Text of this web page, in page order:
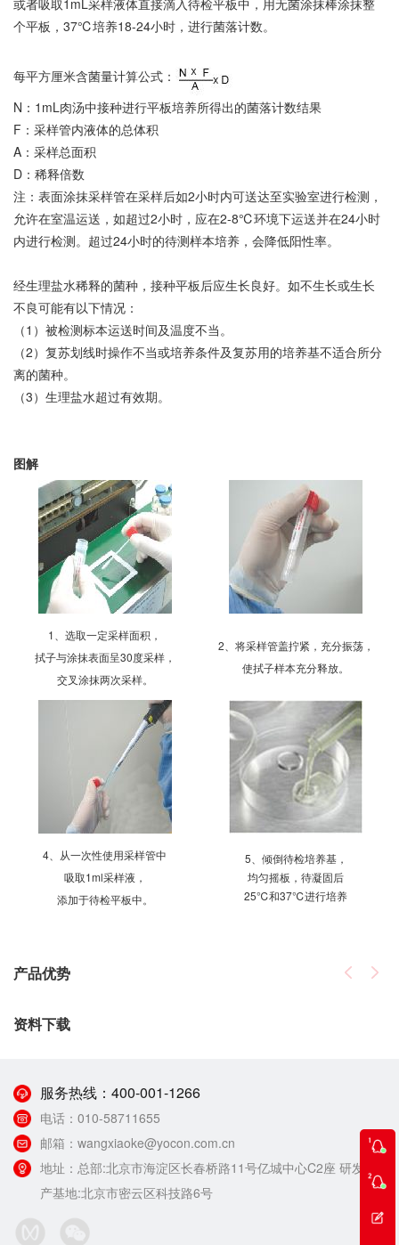
个平板，37℃培养18-24小时，进行菌落计数。
每平方厘米含菌量计算公式：
N：1mL肉汤中接种进行平板培养所得出的菌落计数结果
F：采样管内液体的总体积
A：采样总面积
D：稀释倍数
注：表面涂抹采样管在采样后如2小时内可送达至实验室进行检测，
允许在室温运送，如超过2小时，应在2-8℃环境下运送并在24小时
内进行检测。超过24小时的待测样本培养，会降低阳性率。
经生理盐水稀释的菌种，接种平板后应生长良好。如不生长或生长
不良可能有以下情况：
（1）被检测标本运送时间及温度不当。
（2）复苏划线时操作不当或培养条件及复苏用的培养基不适合所分
离的菌种。
（3）生理盐水超过有效期。
图解
1、选取一定采样面积，
拭子与涂抹表面呈30度采样，
交叉涂抹两次采样。
2、将采样管盖拧紧，充分振荡，
使拭子样本充分释放。
4、从一次性使用采样管中
吸取1ml采样液，
添加于待检平板中。
5、倾倒待检培养基，
均匀摇板，待凝固后
25℃和37℃进行培养
产品优势
资料下载
服务热线： 400-001-1266
电话： 010-58711655
邮箱： wangxiaoke@yocon.com.cn
地址： 总部:北京市海淀区长春桥路11号亿城中心C2座 研发生
产基地:北京市密云区科技路6号